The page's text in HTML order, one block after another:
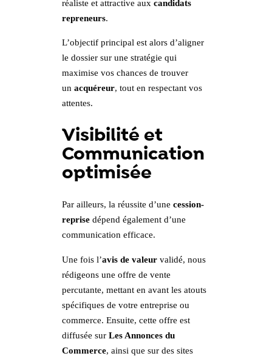
réaliste et attractive aux candidats
repreneurs.
L’objectif principal est alors d’aligner
le dossier sur une stratégie qui
maximise vos chances de trouver
un acquéreur, tout en respectant vos
attentes.
Visibilité et
Communication
optimisée
Par ailleurs, la réussite d’une cession-
reprisedépend également d’une
communication efficace.
Une fois l’avis de valeurvalidé, nous
rédigeons une offre de vente
percutante, mettant en avant les atouts
spécifiques de votre entreprise ou
commerce. Ensuite, cette offre est
diffusée sur Les Annonces du
Commerce, ainsi que sur des sites